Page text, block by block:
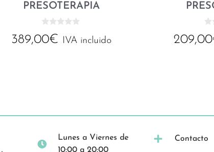
PRESOTERAPIA
d
389,00€ IVA incluido
d
209,00
Lunes a Viernes de
10:00 a 20:00
Contacto